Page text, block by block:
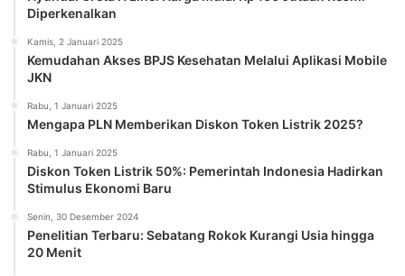
Diperkenalkan
Kamis, 2 Januari 2025
Kemudahan Akses BPJS Kesehatan Melalui Aplikasi Mobile
JKN
Rabu, 1 Januari 2025
Mengapa PLN Memberikan Diskon Token Listrik 2025?
Rabu, 1 Januari 2025
Diskon Token Listrik 50%: Pemerintah Indonesia Hadirkan
Stimulus Ekonomi Baru
Senin, 30 Desember 2024
Penelitian Terbaru: Sebatang Rokok Kurangi Usia hingga
20 Menit